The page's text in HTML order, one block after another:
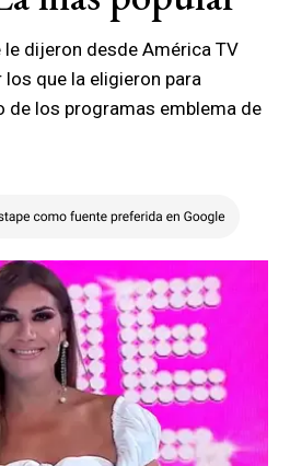
dijeron desde América TV
que la eligieron para
de los programas emblema de